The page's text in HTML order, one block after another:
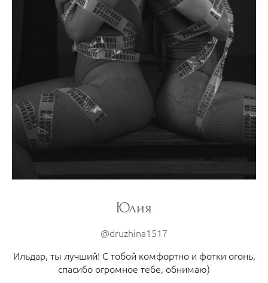
Юлия
@druzhina1517
Ильдар, ты лучший! С тобой комфортно и фотки огонь,
спасибо огромное тебе, обнимаю)